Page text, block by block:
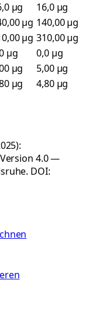
µg
16,0 µg
µg 140,00 µg
µg 310,00 µg
µg
0,0 µg
µg
5,00 µg
µg
4,80 µg
4.0 —
DOI: